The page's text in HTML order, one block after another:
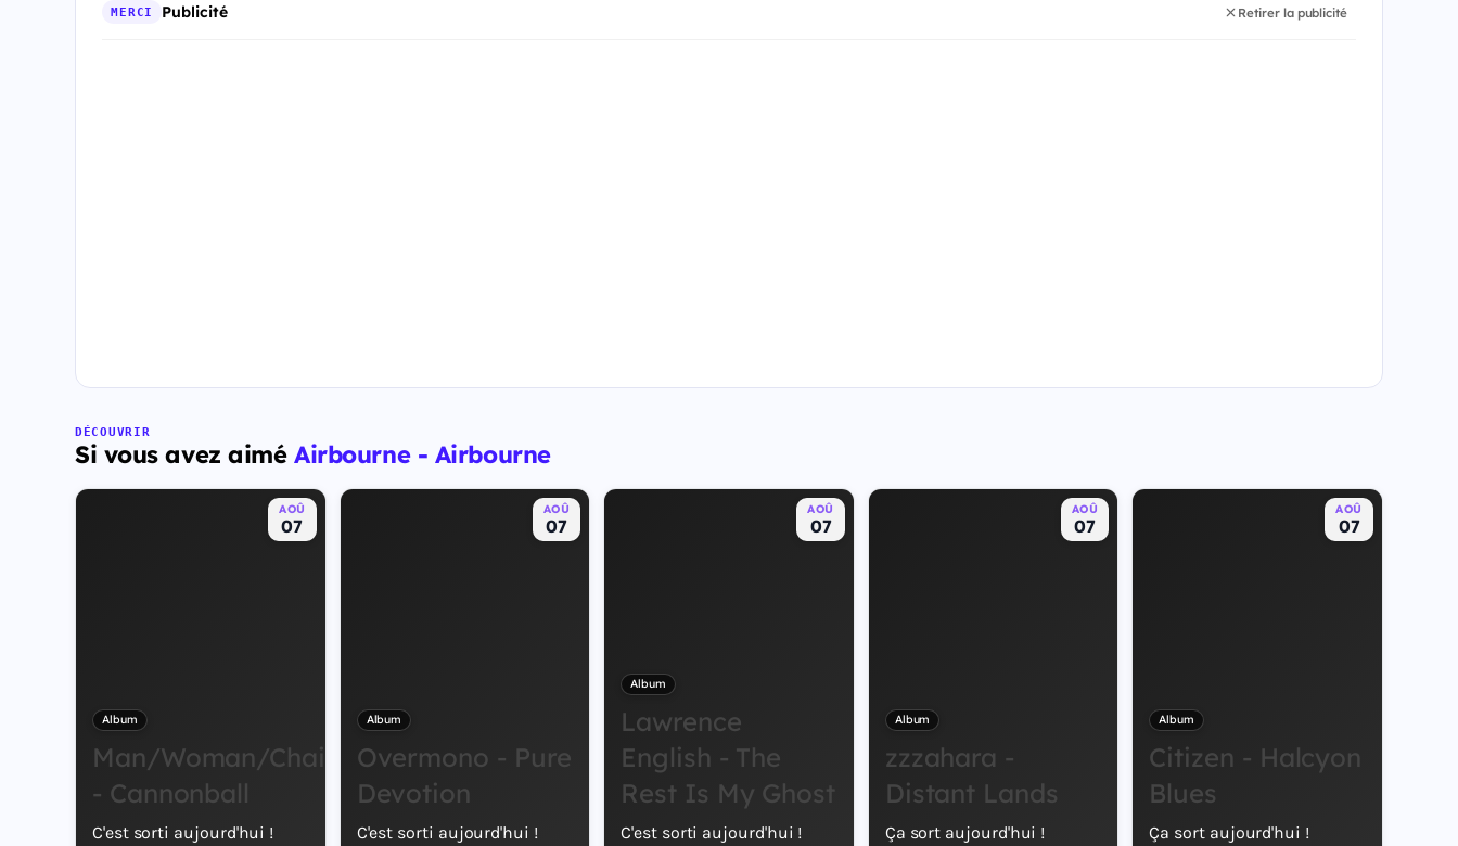
MERCI Publicité Retirer la publicité
DÉCOUVRIR
Si vous avez aiméAirbourne - Airbourne
AOÛ
07
Album
Man/Woman/Chainsaw
- Cannonball
C'est sorti aujourd'hui !
AOÛ
07
Album
Overmono - Pure
Devotion
C'est sorti aujourd'hui !
AOÛ
07
Album
Lawrence
English - The
Rest Is My Ghost
C'est sorti aujourd'hui !
AOÛ
07
Album
zzzahara -
Distant Lands
Ça sort aujourd'hui !
AOÛ
07
Album
Citizen - Halcyon
Blues
Ça sort aujourd'hui !